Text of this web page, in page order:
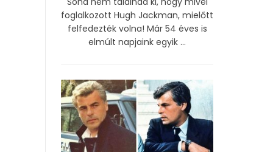
foglalkozott Hugh Jackman, mielőtt
felfedezték volna! Már 54 éves is
elmúlt napjaink egyik ...